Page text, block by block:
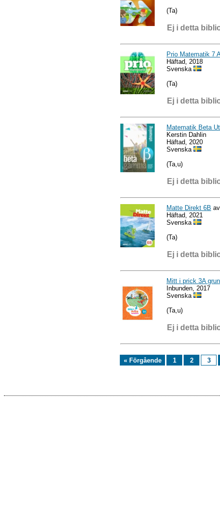
(Ta)
Ej i detta
Prio Matematik 7
Häftad, 2018
Svenska
(Ta)
Ej i detta
Matematik Beta
Kerstin Dahlin
Häftad, 2020
Svenska
(Ta,u)
Ej i detta
Matte Direkt 6B
Häftad, 2021
Svenska
(Ta)
Ej i detta
Mitt i prick 3A
Inbunden, 2017
Svenska
(Ta,u)
Ej i detta
« Förgående 1 2 3